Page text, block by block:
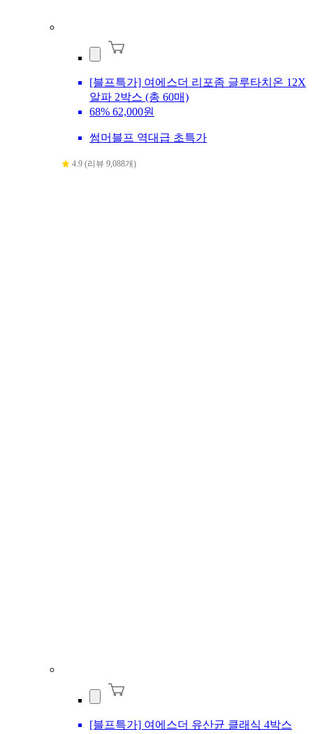
[블프특가] 여에스더 리포좀 글루타치온 12X
알파 2박스 (총 60매)
68% 62,000원
썸머블프 역대급 초특가
4.9 (리뷰 9,088개)
[블프특가] 여에스더 유산균 클래식 4박스